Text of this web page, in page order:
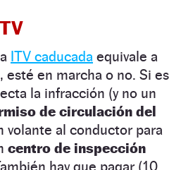
ITV caducada equivale a
esté en marcha o no. Si es
la infracción (y no un
de circulación del
volante al conductor para
centro de inspección
hay que pagar (10